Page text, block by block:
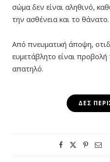
σώμα δεν είναι αληθινό,
την ασθένεια και το θάνατο.
Από πνευματική άποψη,
ευμετάβλητο είναι
απατηλό.
ΔΕΣ